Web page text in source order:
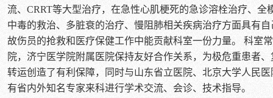
流、CRRT等大型治疗，在急性心肌梗死的急诊溶栓治疗、全
中毒的救治、多脏衰的治疗、慢阻肺相关疾病治疗方面具有
故伤员的抢救和医疗保健工作中能贡献科室一份力量。 科室
院，济宁医学院附属医院保持友好合作关系，为极危重患者
转运创造了有利保障，同时与山东省立医院、北京大学人民
有省内外知名专家来科进行学术交流、会诊、技术指导。